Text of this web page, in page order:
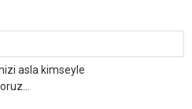
asla kimseyle